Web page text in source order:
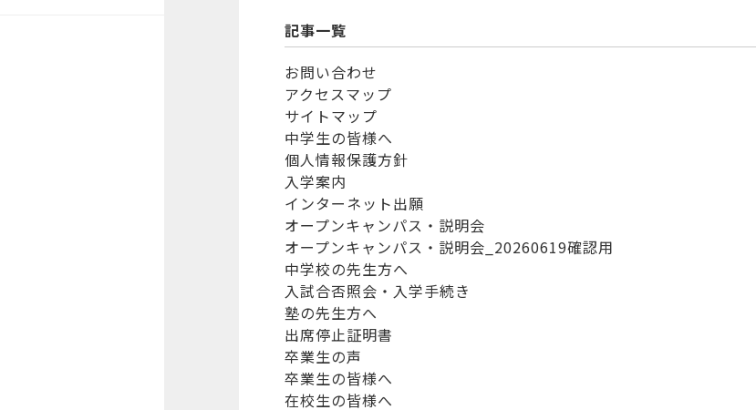
記事一覧
お問い合わせ
アクセスマップ
サイトマップ
中学生の皆様へ
個人情報保護方針
入学案内
インターネット出願
オープンキャンパス・説明会
オープンキャンパス・説明会_20260619確認用
中学校の先生方へ
入試合否照会・入学手続き
塾の先生方へ
出席停止証明書
卒業生の声
卒業生の皆様へ
在校生の皆様へ